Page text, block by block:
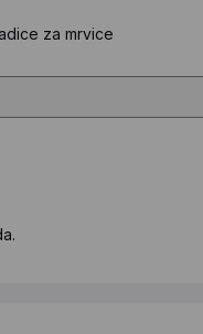
za mrvice